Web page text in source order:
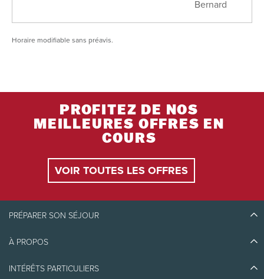
Bernard
Horaire modifiable sans préavis.
PROFITEZ DE NOS
MEILLEURES OFFRES EN
COURS
VOIR TOUTES LES OFFRES
PRÉPARER SON SÉJOUR
Découvrir Tremblant
À PROPOS
Écoresponsabilité
INTÉRÊTS PARTICULIERS